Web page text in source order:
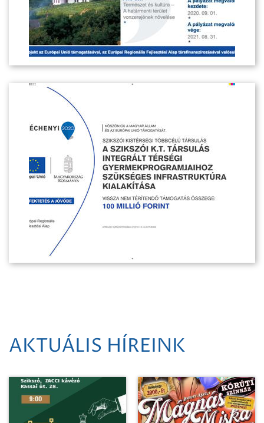
AKTUÁLIS HÍREINK